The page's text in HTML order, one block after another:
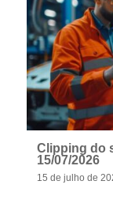
Clipping do
15/07/2026
15 de julho de